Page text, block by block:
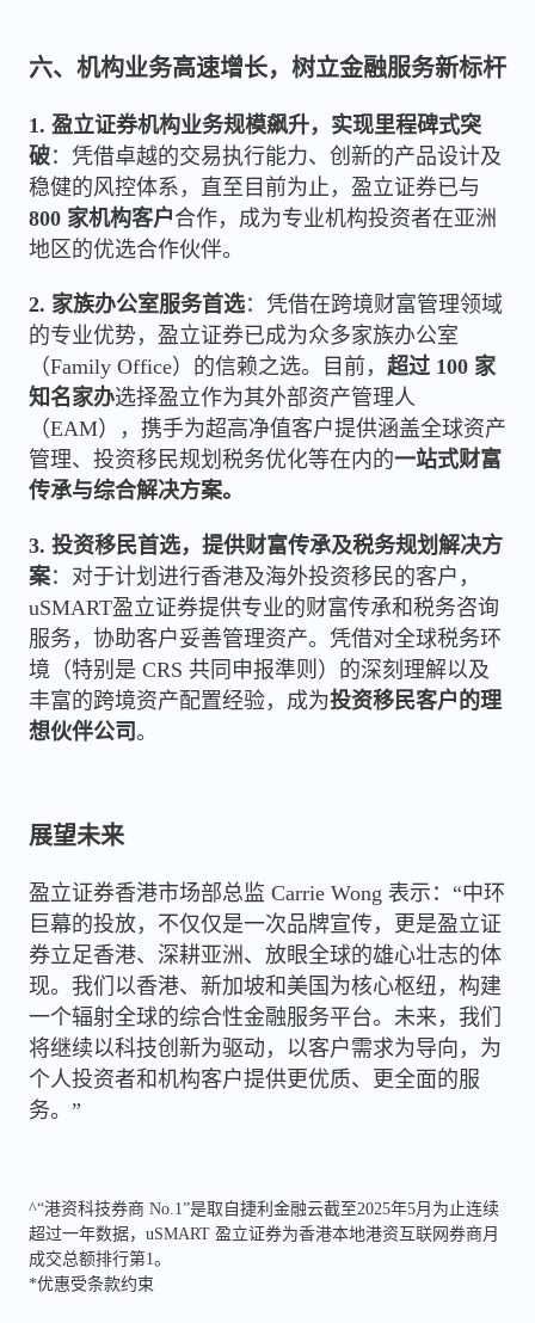
六、机构业务高速增长，树立金融服务新标杆
1. 盈立证券机构业务规模飙升，实现里程碑式突
破：凭借卓越的交易执行能力、创新的产品设计及
稳健的风控体系，直至目前为止，盈立证券已与
800 家机构客户合作，成为专业机构投资者在亚洲
地区的优选合作伙伴。
2. 家族办公室服务首选：凭借在跨境财富管理领域
的专业优势，盈立证券已成为众多家族办公室
（Family Office）的信赖之选。目前， 超过 100 家
知名家办选择盈立作为其外部资产管理人
（EAM），携手为超高净值客户提供涵盖全球资产
管理、投资移民规划税务优化等在内的一站式财富
传承与综合解决方案。
3. 投资移民首选，提供财富传承及税务规划解决方
案：对于计划进行香港及海外投资移民的客户，
uSMART盈立证券提供专业的财富传承和税务咨询
服务，协助客户妥善管理资产。凭借对全球税务环
境（特别是 CRS 共同申报準则）的深刻理解以及
丰富的跨境资产配置经验，成为投资移民客户的理
想伙伴公司。
展望未来
盈立证券香港市场部总监 Carrie Wong 表示：“中环
巨幕的投放，不仅仅是一次品牌宣传，更是盈立证
券立足香港、深耕亚洲、放眼全球的雄心壮志的体
现。我们以香港、新加坡和美国为核心枢纽，构建
一个辐射全球的综合性金融服务平台。未来，我们
将继续以科技创新为驱动，以客户需求为导向，为
个人投资者和机构客户提供更优质、更全面的服
务。”
^“港资科技券商 No.1”是取自捷利金融云截至2025年5月为止连续
超过一年数据，uSMART 盈立证券为香港本地港资互联网券商月
成交总额排行第1。
*优惠受条款约束